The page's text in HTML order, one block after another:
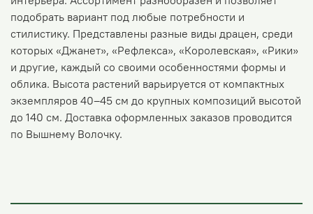
подобрать вариант под любые потребности и
стилистику. Представлены разные виды драцен, среди
которых «Джанет», «Рефлекса», «Королевская», «Рики»
и другие, каждый со своими особенностями формы и
облика. Высота растений варьируется от компактных
экземпляров 40–45 см до крупных композиций высотой
до 140 см. Доставка оформленных заказов проводится
по Вышнему Волочку.